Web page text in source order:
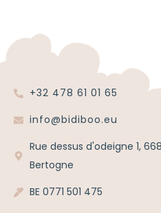
+32 478 61 01 65
info@bidiboo.eu
Rue dessus d'odeigne 1,
Bertogne
BE 0771 501 475